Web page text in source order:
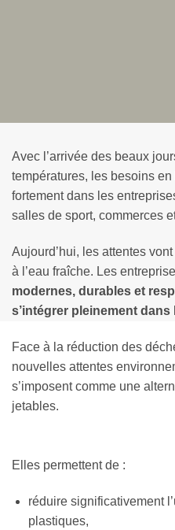
Avec l’arrivée des beaux
températures, les besoins
fortement dans les
salles de sport, commerces
Aujourd’hui, les attentes
à l’eau fraîche. Les
modernes, durables et
s’intégrer pleinement
Face à la réduction des
nouvelles attentes
s’imposent comme une
jetables.
Elles permettent de :
réduire significativement
plastiques,